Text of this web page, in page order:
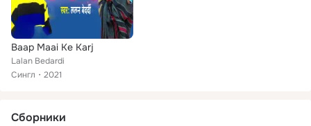
Baap Maai Ke Karj
Lalan Bedardi
Сингл
2021
Сборники